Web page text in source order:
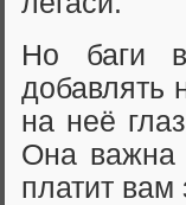
Но баги
добавлять
на неё
Она важна
платит вам